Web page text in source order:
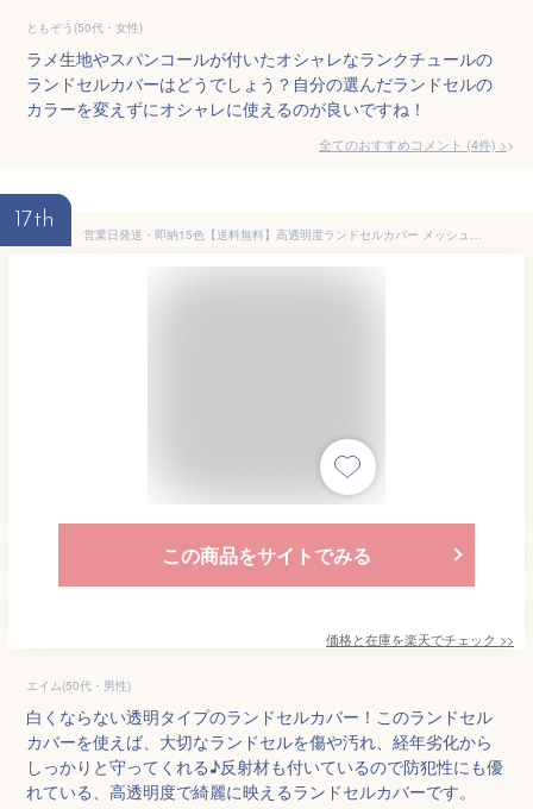
ともぞう(50代・女性)
ラメ生地やスパンコールが付いたオシャレなランクチュールの
ランドセルカバーはどうでしょう？自分の選んだランドセルの
カラーを変えずにオシャレに使えるのが良いですね！
全てのおすすめコメント (4件) >
17th
営業日発送・即納15色【送料無料】高透明度ランドセルカバー メッシュ素材汗取りクッションパッド 笛付きサイズ調整可能チェストベルト 透明ランドセルカバー 雨カバー クリア 通学用 反射材あり ワイドサイズ リフレクター カバン 新入学入学式 男の子 女の子 新一年生
この商品をサイトでみる
価格と在庫を楽天でチェック >>
エイム(50代・男性)
白くならない透明タイプのランドセルカバー！このランドセル
カバーを使えば、大切なランドセルを傷や汚れ、経年劣化から
しっかりと守ってくれる♪反射材も付いているので防犯性にも優
れている、高透明度で綺麗に映えるランドセルカバーです。